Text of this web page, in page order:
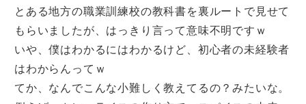
とある地方の職業訓練校の教科書を裏ルートで見せて
もらいましたが、はっきり言って意味不明ですｗ
いや、僕はわかるにはわかるけど、初心者の未経験者
はわからんってｗ
てか、なんでこんな小難しく教えてるの？みたいな。